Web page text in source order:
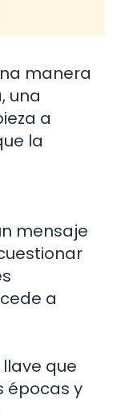
manera
una
a
la
mensaje
a
que
épocas y